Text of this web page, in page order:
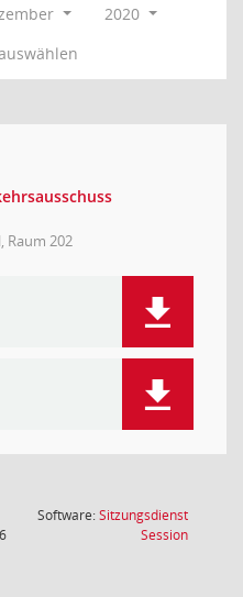
2020
Raum 202
Software:Sitzungsdienst
Session(Wird in